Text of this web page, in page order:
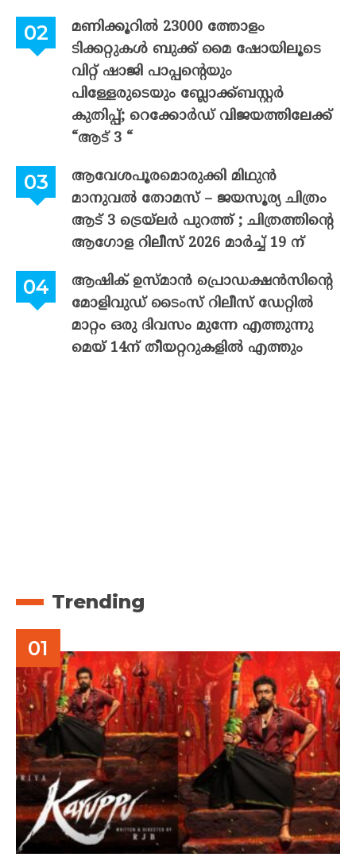
മണിക്കൂറിൽ 23000 ത്തോളം
ടിക്കറ്റുകൾ ബുക്ക് മൈ ഷോയിലൂടെ
വിറ്റ് ഷാജി പാപ്പന്റെയും
പിള്ളേരുടെയും ബ്ലോക്ക്ബസ്റ്റർ
കുതിപ്പ്; റെക്കോർഡ് വിജയത്തിലേക്ക്
“ആട് 3 “
ആവേശപൂരമൊരുക്കി മിഥുൻ
മാനുവൽ തോമസ് – ജയസൂര്യ ചിത്രം
ആട് 3 ട്രെയ്‌ലർ പുറത്ത് ; ചിത്രത്തിന്റെ
ആഗോള റിലീസ് 2026 മാർച്ച് 19 ന്
ആഷിക് ഉസ്മാൻ പ്രൊഡക്ഷൻസിന്റെ
മോളിവുഡ് ടൈംസ് റിലീസ് ഡേറ്റിൽ
മാറ്റം ഒരു ദിവസം മുന്നേ എത്തുന്നു
മെയ് 14ന് തീയറ്ററുകളിൽ എത്തും
Trending